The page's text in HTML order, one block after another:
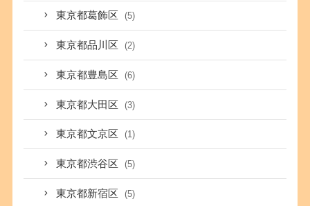
東京都葛飾区 (5)
東京都品川区 (2)
東京都豊島区 (6)
東京都大田区 (3)
東京都文京区 (1)
東京都渋谷区 (5)
東京都新宿区 (5)